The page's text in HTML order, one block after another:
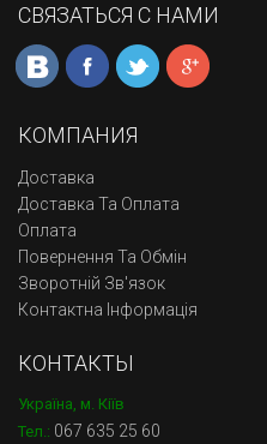
СВЯЗАТЬСЯ С НАМИ
КОМПАНИЯ
Доставка
Доставка Та Оплата
Оплата
Повернення Та Обмін
Зворотній Зв'язок
Контактна Інформація
КОНТАКТЫ
Україна, м. Кіїв
Тел.: 067 635 25 60